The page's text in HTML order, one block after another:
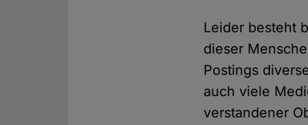
Leider besteht
dieser
Postings
auch viele
verstandener